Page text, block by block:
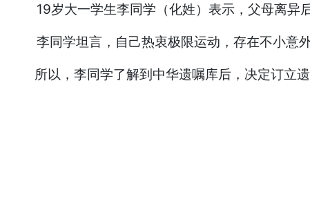
19岁大一学生李同学（化姓）表示，父母离异后
李同学坦言，自己热衷极限运动，存在不小意外
所以，李同学了解到中华遗嘱库后，决定订立遗